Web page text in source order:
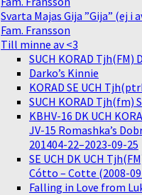
Svarta Majas Gija ”Gija” (ej i
Fam. Fransson
Till minne av <3
SUCH KORAD Tjh(FM)
Darko’s Kinnie
KORAD SE UCH
SUCH KORAD Tjh(fm)
KBHV-16 DK UCH
JV-15 Romashka’s
201404-22–2023-09-25
SE UCH DK UCH
Cótto – Cotte (2008-
Falling in Love from